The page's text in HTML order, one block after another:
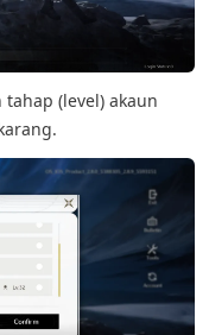
(level) akaun